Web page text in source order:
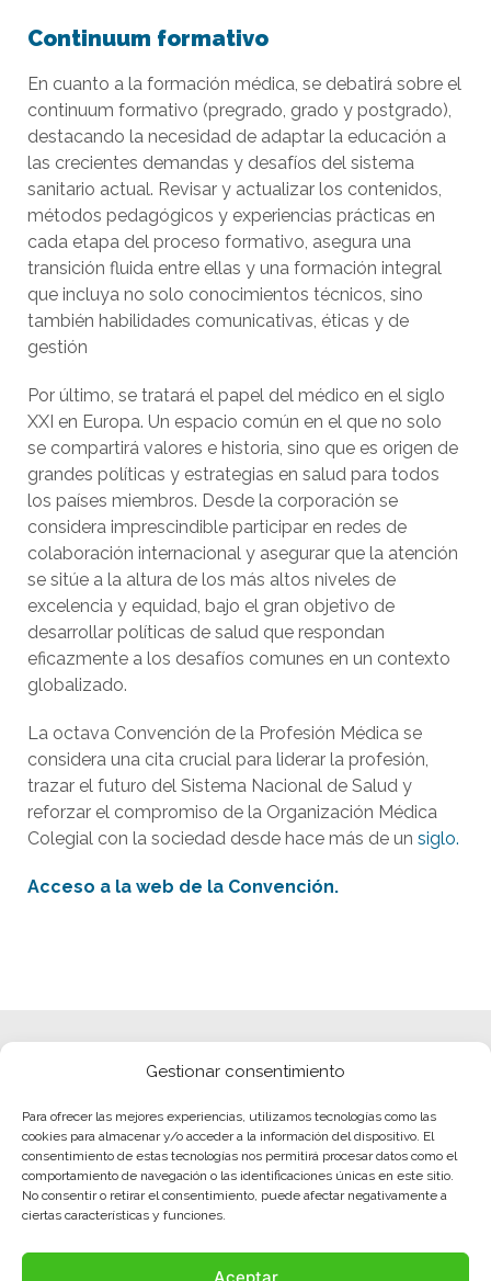
Gestionar consentimiento
Para ofrecer las mejores experiencias, utilizamos tecnologías como las
cookies para almacenar y/o acceder a la información del dispositivo. El
consentimiento de estas tecnologías nos permitirá procesar datos como el
comportamiento de navegación o las identificaciones únicas en este sitio.
No consentir o retirar el consentimiento, puede afectar negativamente a
ciertas características y funciones.
Aceptar
Continuum formativo
En cuanto a la formación médica, se debatirá sobre el
continuum formativo (pregrado, grado y postgrado),
destacando la necesidad de adaptar la educación a
las crecientes demandas y desafíos del sistema
sanitario actual. Revisar y actualizar los contenidos,
métodos pedagógicos y experiencias prácticas en
cada etapa del proceso formativo, asegura una
transición fluida entre ellas y una formación integral
que incluya no solo conocimientos técnicos, sino
también habilidades comunicativas, éticas y de
gestión
Por último, se tratará el papel del médico en el siglo
XXI en Europa. Un espacio común en el que no solo
se compartirá valores e historia, sino que es origen de
grandes políticas y estrategias en salud para todos
los países miembros. Desde la corporación se
considera imprescindible participar en redes de
colaboración internacional y asegurar que la atención
se sitúe a la altura de los más altos niveles de
excelencia y equidad, bajo el gran objetivo de
desarrollar políticas de salud que respondan
eficazmente a los desafíos comunes en un contexto
globalizado.
La octava Convención de la Profesión Médica se
considera una cita crucial para liderar la profesión,
trazar el futuro del Sistema Nacional de Salud y
reforzar el compromiso de la Organización Médica
Colegial con la sociedad desde hace más de un siglo.
Acceso a la web de la Convención.